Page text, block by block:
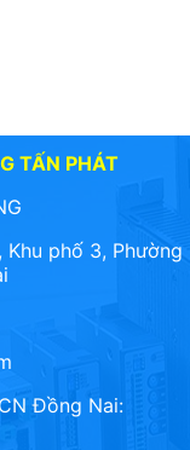
TẤN PHÁT
phố 3, Phường
Đồng Nai: